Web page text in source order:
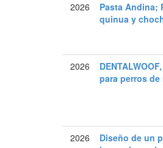
2026
Pasta Andina;
quinua y
2026
para perros
2026
Diseño de un